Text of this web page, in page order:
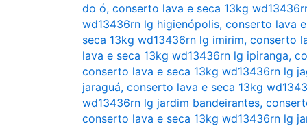
do ó, conserto lava e seca 13kg
wd13436rn lg higienópolis, conserto lava
seca 13kg wd13436rn lg imirim, conserto
lava e seca 13kg wd13436rn lg ipiranga,
conserto lava e seca 13kg wd13436rn lg
jaraguá, conserto lava e seca 13kg
wd13436rn lg jardim bandeirantes,
conserto lava e seca 13kg wd13436rn lg